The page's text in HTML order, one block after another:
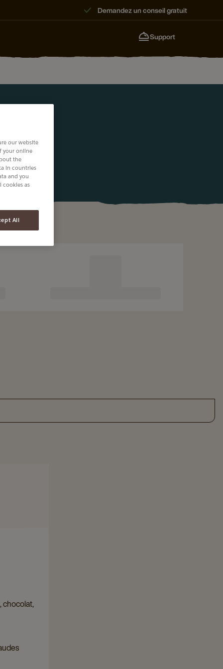
Demandez un conseil gratuit
Support
chocolat,
our website
your online
the
in countries
and you
cookies as
All